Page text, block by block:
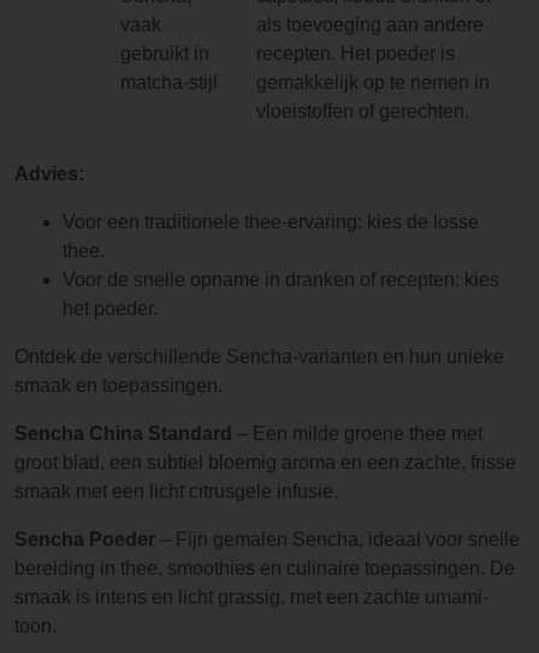
vaak
gebruikt in
matcha-stijl
als toevoeging aan andere
recepten. Het poeder is
gemakkelijk op te nemen in
vloeistoffen of gerechten.
Advies:
Voor een traditionele thee-ervaring: kies de losse
thee.
Voor de snelle opname in dranken of recepten: kies
het poeder.
Ontdek de verschillende Sencha-varianten en hun unieke
smaak en toepassingen.
Sencha China Standard – Een milde groene thee met
groot blad, een subtiel bloemig aroma en een zachte, frisse
smaak met een licht citrusgele infusie.
Sencha Poeder – Fijn gemalen Sencha, ideaal voor snelle
bereiding in thee, smoothies en culinaire toepassingen. De
smaak is intens en licht grassig, met een zachte umami-
toon.